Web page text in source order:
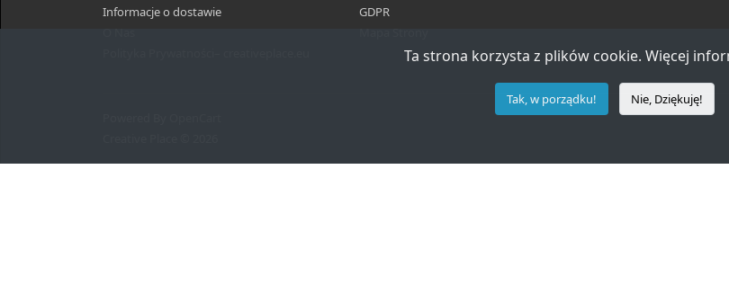
Informacje o dostawie
GDPR
Ta strona korzysta z plików cookie. Więcej
Tak, w porządku! Nie, Dziękuję!